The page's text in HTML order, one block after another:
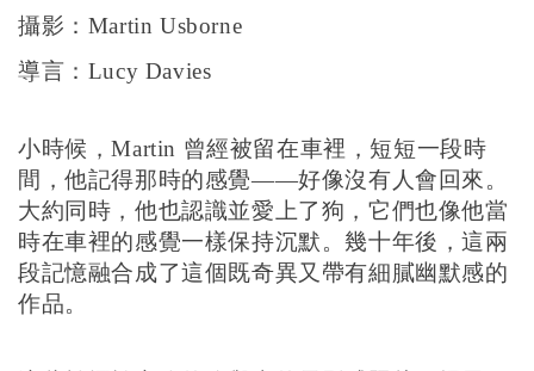
攝影：Martin Usborne
導言：Lucy Davies
小時候，Martin 曾經被留在車裡，短短一段時
間，他記得那時的感覺——好像沒有人會回來。
大約同時，他也認識並愛上了狗，它們也像他當
時在車裡的感覺一樣保持沉默。幾十年後，這兩
段記憶融合成了這個既奇異又帶有細膩幽默感的
作品。